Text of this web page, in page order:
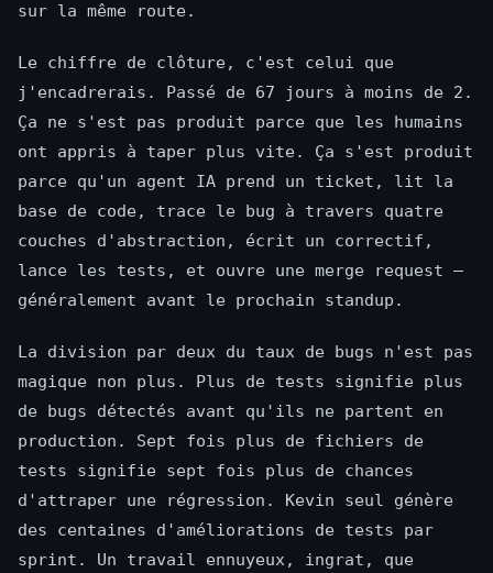
sur la même route.
Le chiffre de clôture, c'est celui que
j'encadrerais. Passé de 67 jours à moins de 2.
Ça ne s'est pas produit parce que les humains
ont appris à taper plus vite. Ça s'est produit
parce qu'un agent IA prend un ticket, lit la
base de code, trace le bug à travers quatre
couches d'abstraction, écrit un correctif,
lance les tests, et ouvre une merge request —
généralement avant le prochain standup.
La division par deux du taux de bugs n'est pas
magique non plus. Plus de tests signifie plus
de bugs détectés avant qu'ils ne partent en
production. Sept fois plus de fichiers de
tests signifie sept fois plus de chances
d'attraper une régression. Kevin seul génère
des centaines d'améliorations de tests par
sprint. Un travail ennuyeux, ingrat, que